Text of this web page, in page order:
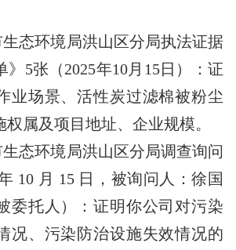
生态环境局洪山区分局执法证据
》5张（2025年10月15日）：证
业场景、活性炭过滤棉被粉尘
属及项目地址、企业规模。
态环境局洪山区分局调查询问
10 月 15 日，被询问人：徐国
委托人）：证明你公司对污染
况、污染防治设施失效情况的